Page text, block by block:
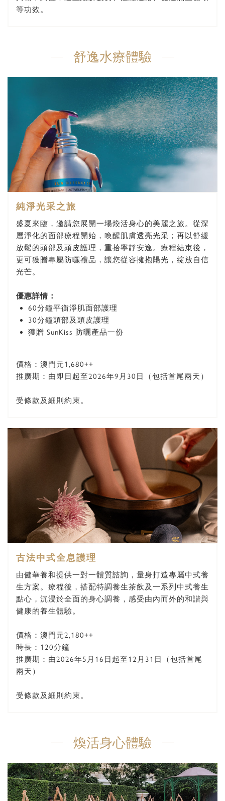
等功效。
舒逸水療體驗
純淨光采之旅
盛夏來臨，邀請您展開一場煥活身心的美麗之旅。從深
層淨化的面部療程開始，喚醒肌膚透亮光采；再以舒緩
放鬆的頭部及頭皮護理，重拾寧靜安逸。療程結束後，
更可獲贈專屬防曬禮品，讓您從容擁抱陽光，綻放自信
光芒。
優惠詳情：
60分鐘平衡淨肌面部護理
30分鐘頭部及頭皮護理
獲贈 SunKiss 防曬產品一份
價格：澳門元1,680++
推廣期：由即日起至2026年9月30日（包括首尾兩天）
受條款及細則約束。
古法中式全息護理
由健華養和提供一對一體質諮詢，量身打造專屬中式養
生方案。療程後，搭配特調養生茶飲及一系列中式養生
點心，沉浸於全面的身心調養，感受由內而外的和諧與
健康的養生體驗。
價格：澳門元2,180++
時長：120分鐘
推廣期：由2026年5月16日起至12月31日（包括首尾
兩天）
受條款及細則約束。
煥活身心體驗